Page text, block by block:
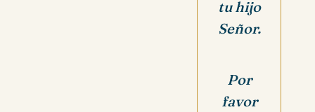
tu hijo
Señor.
Por
favor